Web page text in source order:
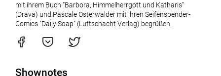
mit ihrem Buch “Barbora, Himmelherrgott und Katharis”
(Drava) und Pascale Osterwalder mit ihren Seifenspender-
Comics "Daily Soap" (Luftschacht Verlag) begrüßen.
Shownotes